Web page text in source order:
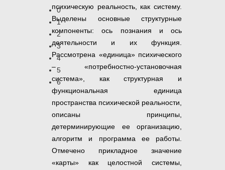
0
1
2
3
4
5
6
психическую реальность, как систему.
Выделены основные структурные
компоненты: ось познания и ось
деятельности и их функция.
Рассмотрена «единица» психического
– «потребностно-установочная
система», как структурная и
функциональная единица
пространства психической реальности,
описаны принципы,
детерминирующие ее организацию,
алгоритм и программа ее работы.
Отмечено прикладное значение
«карты» как целостной системы,